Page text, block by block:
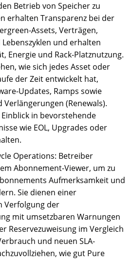
Betrieb von Speicher zu
erhalten Transparenz bei der
Assets, Verträgen,
und erhalten
Energie und Rack-Platznutzung.
wie sich jedes Asset oder
der Zeit entwickelt hat,
Updates, Ramps sowie
(Renewals).
in bevorstehende
wie EOL, Upgrades oder
Operations: Betreiber
Abonnement-Viewer, um zu
Aufmerksamkeit und
Sie dienen einer
Verfolgung der
mit umsetzbaren Warnungen
Reservezuweisung im Vergleich
und neuen SLA-
wie gut Pure